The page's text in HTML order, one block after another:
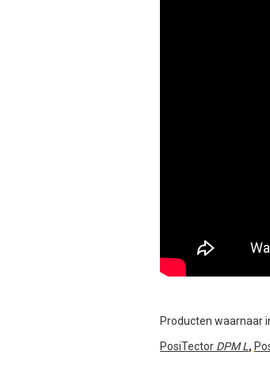
Producten waarnaar
PosiTector DPM L,